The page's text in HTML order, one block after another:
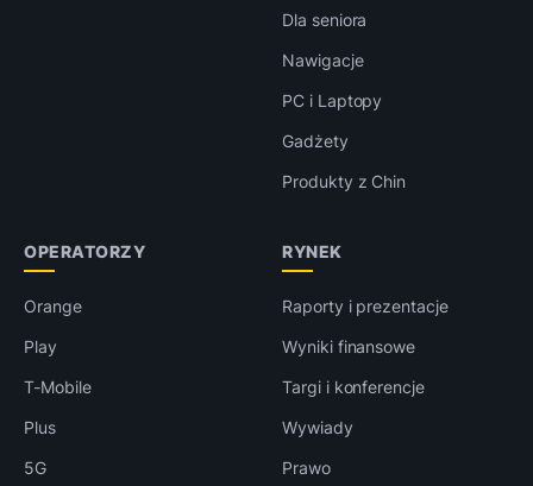
Dla seniora
Nawigacje
PC i Laptopy
Gadżety
Produkty z Chin
OPERATORZY
Orange
Play
T-Mobile
Plus
5G
RYNEK
Raporty i prezentacje
Wyniki finansowe
Targi i konferencje
Wywiady
Prawo